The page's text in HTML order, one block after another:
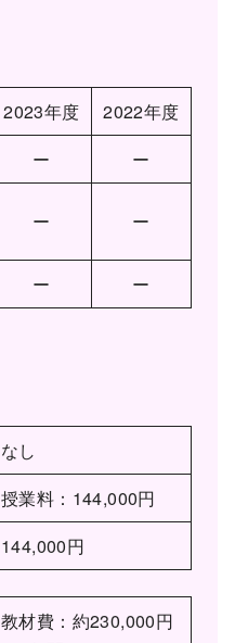
2023年度
2022年度
ー
ー
ー ー
ー ー
なし
授業料：144,000円
144,000円
教材費：約230,000円